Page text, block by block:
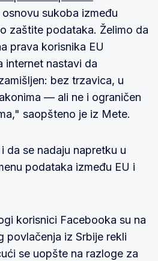
sukoba između
zaštite podataka. Želimo da
prava korisnika EU
internet nastavi da
bez trzavica, u
— ali ne i ograničen
saopšteno je iz Mete.
da se nadaju napretku u
podataka između EU i
korisnici Facebooka su na
povlačenja iz Srbije rekli
se uopšte na razloge za